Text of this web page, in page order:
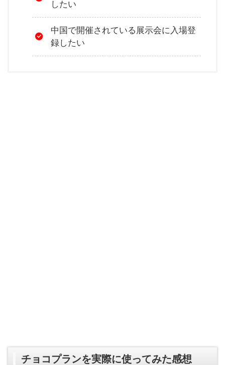
したい
中国で開催されている展示会に入場登
録したい
チョコプランを実際に使ってみた感想